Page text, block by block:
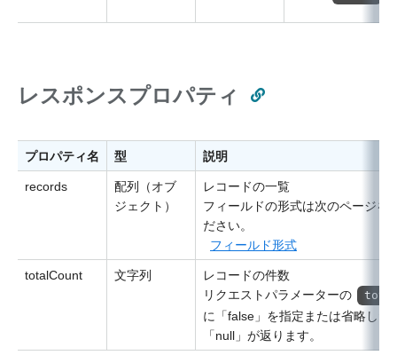
レスポンスプロパティ
プロパティ名 型 説明
records
配列（オブ
ジェクト）
レコードの一覧
フィールドの形式は次のページを
ださい。
フィールド形式
totalCount 文字列
レコードの件数
リクエストパラメーターの
に「false」を指定または省略した
「null」が返ります。